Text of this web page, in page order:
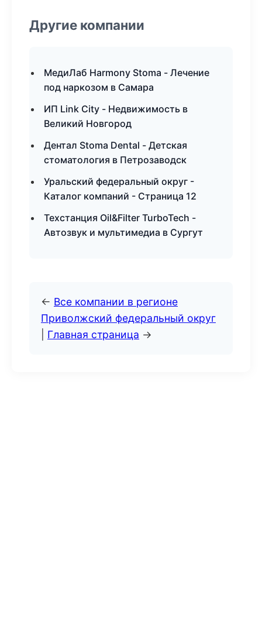
Другие компании
МедиЛаб Harmony Stoma - Лечение
под наркозом в Самара
ИП Link City - Недвижимость в
Великий Новгород
Дентал Stoma Dental - Детская
стоматология в Петрозаводск
Уральский федеральный округ -
Каталог компаний - Страница 12
Техстанция Oil&Filter TurboTech -
Автозвук и мультимедиа в Сургут
← Все компании в регионе
Приволжский федеральный округ
Главная страница →